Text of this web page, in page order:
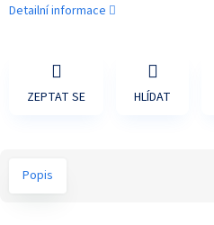
Detailní informace
ZEPTAT SE HLÍDAT
Popis